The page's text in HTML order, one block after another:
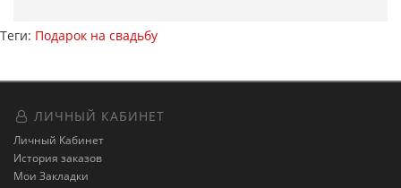
Теги: Подарок на свадьбу
ЛИЧНЫЙ КАБИНЕТ
Личный Кабинет
История заказов
Мои Закладки